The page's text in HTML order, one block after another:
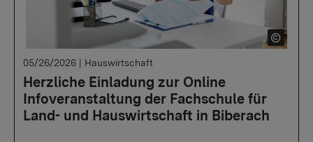
Herzliche Einladung zur Online
Infoveranstaltung der Fachschule für
Land- und Hauswirtschaft in Biberach
05/26/2026 | Hauswirtschaft